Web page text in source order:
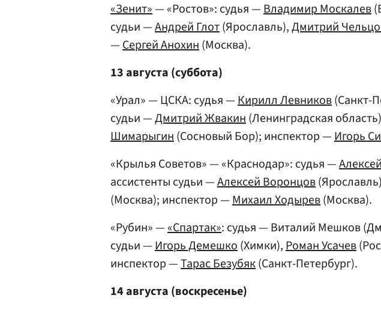
«Зенит»— «Ростов»: судья —Владимир Москалев
судьи —Андрей Глот(Ярославль),Дмитрий
—Сергей Анохин(Москва).
13 августа (суббота)
«Урал» — ЦСКА: судья —Кирилл Левников(Санкт-
судьи —Дмитрий Жвакин(Ленинградская
Шимарыгин(Сосновый Бор); инспектор —Игорь
«Крылья Советов» — «Краснодар»: судья —
ассистенты судьи —Алексей Воронцов
(Москва); инспектор —Михаил Ходырев(Москва).
«Рубин» —«Спартак»: судья — Виталий Мешков
судьи —Игорь Демешко(Химки),Роман Усачев
инспектор —Тарас Безубяк(Санкт-Петербург).
14 августа (воскресенье)